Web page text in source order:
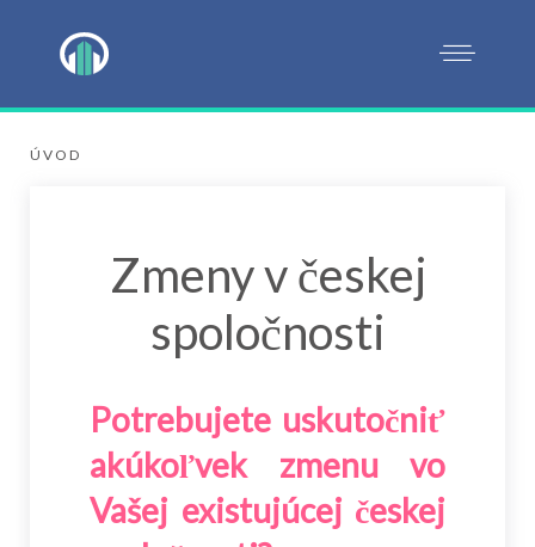
ÚVOD
Zmeny v českej
spoločnosti
Potrebujete uskutočniť
akúkoľvek zmenu vo
Vašej existujúcej českej